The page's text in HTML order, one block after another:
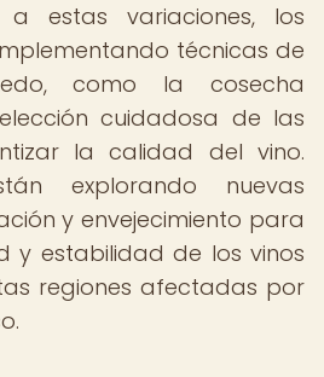
estas variaciones, los
técnicas de
como la cosecha
cuidadosa de las
la calidad del vino.
explorando nuevas
y envejecimiento para
y estabilidad de los vinos
regiones afectadas por